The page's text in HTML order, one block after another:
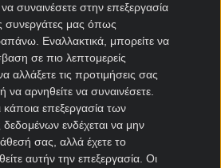
να συναινέσετε στην επεξεργασία
συνεργάτες μας όπως
Εναλλακτικά, μπορείτε να
σε πιο λεπτομερείς
αλλάξετε τις προτιμήσεις σας
να αρνηθείτε να συναινέσετε.
επεξεργασία των
ενδέχεται να μην
σας, αλλά έχετε το
αυτήν την επεξεργασία. Οι
μεταγραφές
League 2